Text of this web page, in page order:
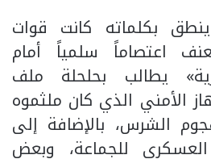
بكلماته كانت قوات
اعتصاماً سلمياً أمام
يطالب بحلحلة ملف
الأمني الذي كان ملثموه
الشرس، بالإضافة إلى
للجماعة، وبعض